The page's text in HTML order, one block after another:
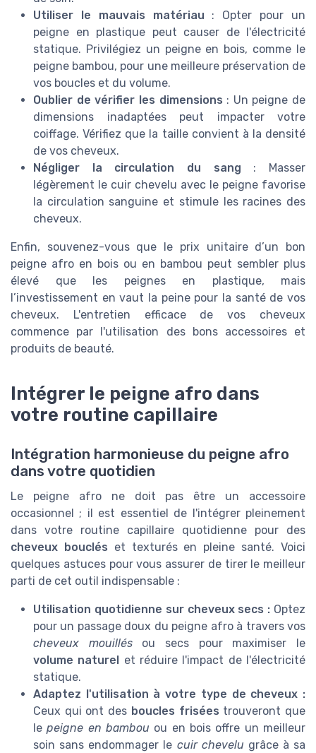
Utiliser le mauvais matériau : Opter pour un
peigne en plastique peut causer de l'électricité
statique. Privilégiez un peigne en bois, comme le
peigne bambou, pour une meilleure préservation de
vos boucles et du volume.
Oublier de vérifier les dimensions : Un peigne de
dimensions inadaptées peut impacter votre
coiffage. Vérifiez que la taille convient à la densité
de vos cheveux.
Négliger la circulation du sang : Masser
légèrement le cuir chevelu avec le peigne favorise
la circulation sanguine et stimule les racines des
cheveux.
Enfin, souvenez-vous que le prix unitaire d’un bon
peigne afro en bois ou en bambou peut sembler plus
élevé que les peignes en plastique, mais
l’investissement en vaut la peine pour la santé de vos
cheveux. L'entretien efficace de vos cheveux
commence par l'utilisation des bons accessoires et
produits de beauté.
Intégrer le peigne afro dans
votre routine capillaire
Intégration harmonieuse du peigne afro
dans votre quotidien
Le peigne afro ne doit pas être un accessoire
occasionnel ; il est essentiel de l'intégrer pleinement
dans votre routine capillaire quotidienne pour des
cheveux bouclés et texturés en pleine santé. Voici
quelques astuces pour vous assurer de tirer le meilleur
parti de cet outil indispensable :
Utilisation quotidienne sur cheveux secs : Optez
pour un passage doux du peigne afro à travers vos
cheveux mouillésou secs pour maximiser le
volume naturel
et réduire l'impact de l'électricité
statique.
Adaptez l'utilisation à votre type de cheveux :
Ceux qui ont des boucles frisées trouveront que
lepeigne en bambou ou en bois offre un meilleur
soin sans endommager le cuir chevelu grâce à sa